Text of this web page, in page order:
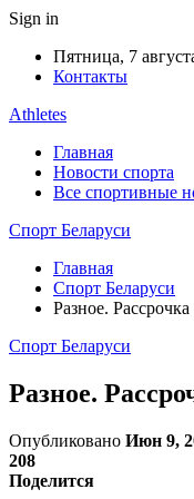
Sign in
Пятница, 7
Контакты
Athletes
Главная
Новости спорта
Все спортивные
Спорт Беларуси
Главная
Спорт Беларуси
Разное.
Спорт Беларуси
Разное.
Опубликовано Июн 9,
208
Поделится